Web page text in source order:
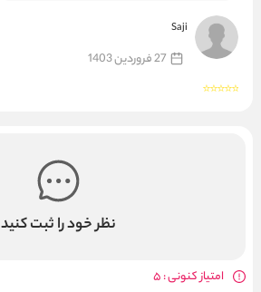
Saji
27 فروردین 1403
نظر خود را ثبت کنید
امتیاز کنونی : 5